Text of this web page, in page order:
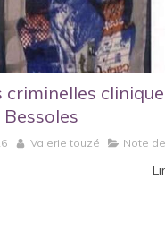
criminelles
Valerie touzé Note